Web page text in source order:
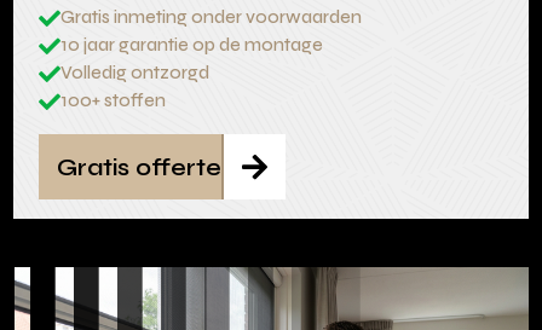
Gratis inmeting onder voorwaarden
10 jaar garantie op de montage
Volledig ontzorgd
100+ stoffen

Gratis offerte